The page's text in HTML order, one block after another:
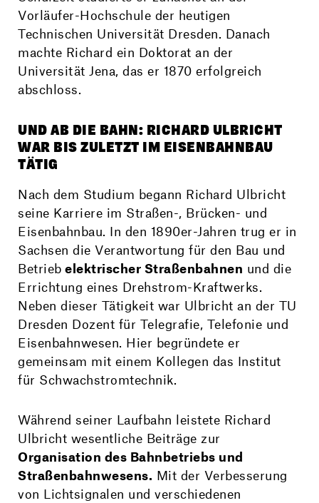
Vorläufer-Hochschule der heutigen
Technischen Universität Dresden. Danach
machte Richard ein Doktorat an der
Universität Jena, das er 1870 erfolgreich
abschloss.
UND AB DIE BAHN: RICHARD ULBRICHT
WAR BIS ZULETZT IM EISENBAHNBAU
TÄTIG
Nach dem Studium begann Richard Ulbricht
seine Karriere im Straßen-, Brücken- und
Eisenbahnbau. In den 1890er-Jahren trug er in
Sachsen die Verantwortung für den Bau und
Betrieb elektrischer Straßenbahnen und die
Errichtung eines Drehstrom-Kraftwerks.
Neben dieser Tätigkeit war Ulbricht an der TU
Dresden Dozent für Telegrafie, Telefonie und
Eisenbahnwesen. Hier begründete er
gemeinsam mit einem Kollegen das Institut
für Schwachstromtechnik.
Während seiner Laufbahn leistete Richard
Ulbricht wesentliche Beiträge zur
Organisation des Bahnbetriebs und
Straßenbahnwesens. Mit der Verbesserung
von Lichtsignalen und verschiedenen